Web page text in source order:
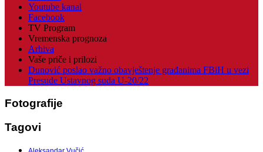
Youtube kanal
Facebook
TV Program
Vremenska prognoza
Arhiva
Vaše priče i prilozi
Dunović poslao važno obavještenje građanima FBiH u vezi
Presude Ustavnog suda U-20/22
Fotografije
Tagovi